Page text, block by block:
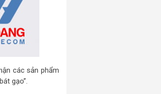
các sản phẩm
gạo”.